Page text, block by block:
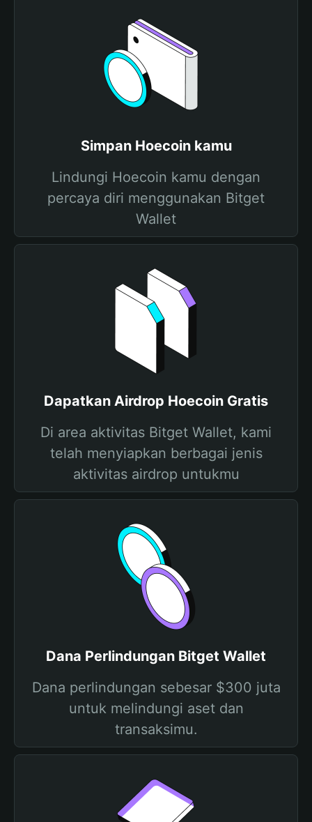
Simpan Hoecoin kamu
Lindungi Hoecoin kamu dengan
percaya diri menggunakan Bitget
Wallet
Dapatkan Airdrop Hoecoin Gratis
Di area aktivitas Bitget Wallet, kami
telah menyiapkan berbagai jenis
aktivitas airdrop untukmu
Dana Perlindungan Bitget Wallet
Dana perlindungan sebesar $300 juta
untuk melindungi aset dan
transaksimu.